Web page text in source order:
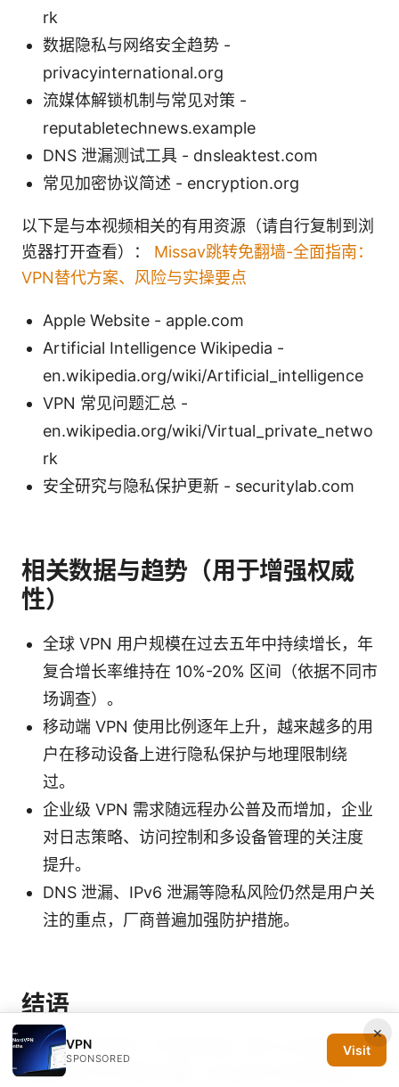
rk
数据隐私与网络安全趋势 -
privacyinternational.org
流媒体解锁机制与常见对策 -
reputabletechnews.example
DNS 泄漏测试工具 - dnsleaktest.com
常见加密协议简述 - encryption.org
以下是与本视频相关的有用资源（请自行复制到浏
览器打开查看）： Missav跳转免翻墙-全面指南：
VPN替代方案、风险与实操要点
Apple Website - apple.com
Artificial Intelligence Wikipedia -
en.wikipedia.org/wiki/Artificial_intelligence
VPN 常见问题汇总 -
en.wikipedia.org/wiki/Virtual_private_netwo
rk
安全研究与隐私保护更新 - securitylab.com
相关数据与趋势（用于增强权威
性）
全球 VPN 用户规模在过去五年中持续增长，年
复合增长率维持在 10%-20% 区间（依据不同市
场调查）。
移动端 VPN 使用比例逐年上升，越来越多的用
户在移动设备上进行隐私保护与地理限制绕
过。
企业级 VPN 需求随远程办公普及而增加，企业
对日志策略、访问控制和多设备管理的关注度
提升。
DNS 泄漏、IPv6 泄漏等隐私风险仍然是用户关
注的重点，厂商普遍加强防护措施。
结语
如果你正在寻找一个综合性强、易于上手且注重隐
私保护的 VPN 解决方案，MojieVPN 及其同类产
×
VPN
SPONSORED
Visit